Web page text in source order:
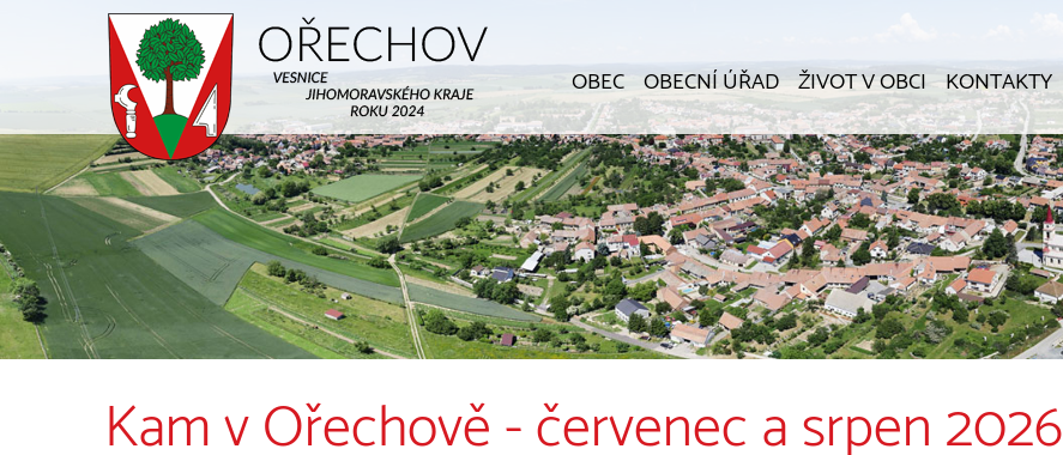
OBEC OBECNÍ ÚŘAD ŽIVOT V OBCI KONTAKTY
Kam v Ořechově - červenec a srpen 2026